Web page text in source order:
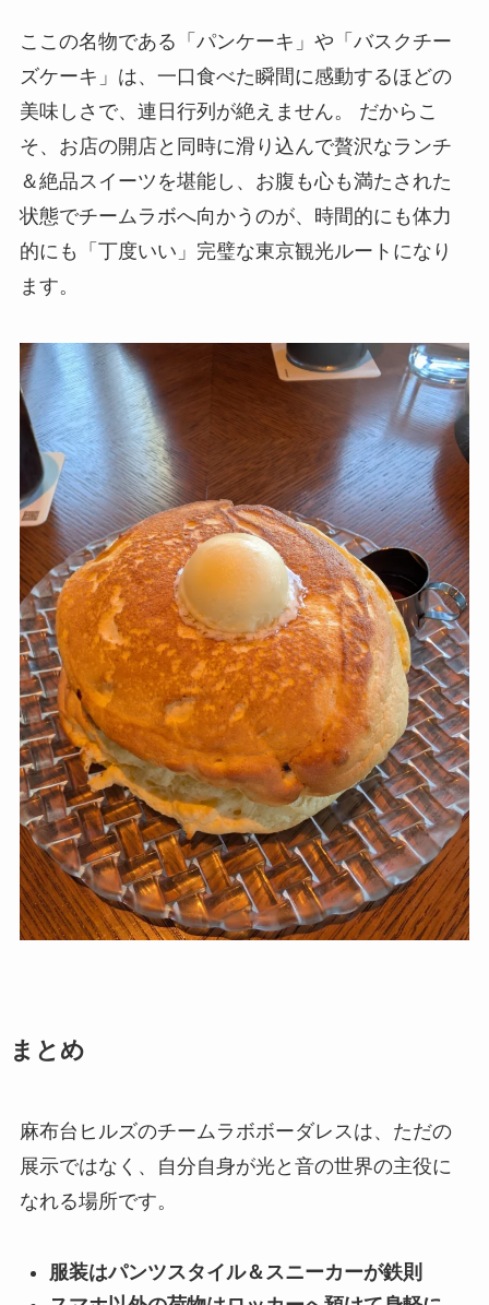
ここの名物である「パンケーキ」や「バスクチー
ズケーキ」は、一口食べた瞬間に感動するほどの
美味しさで、連日行列が絶えません。 だからこ
そ、お店の開店と同時に滑り込んで贅沢なランチ
＆絶品スイーツを堪能し、お腹も心も満たされた
状態でチームラボへ向かうのが、時間的にも体力
的にも「丁度いい」完璧な東京観光ルートになり
ます。
まとめ
麻布台ヒルズのチームラボボーダレスは、ただの
展示ではなく、自分自身が光と音の世界の主役に
なれる場所です。
服装はパンツスタイル＆スニーカーが鉄則